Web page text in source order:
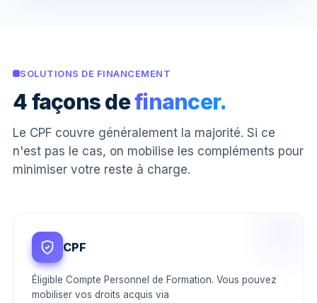
SOLUTIONS DE FINANCEMENT
4 façons definancer.
Le CPF couvre généralement la majorité. Si ce
n'est pas le cas, on mobilise les compléments pour
minimiser votre reste à charge.
CPF
Éligible Compte Personnel de Formation. Vous pouvez
mobiliser vos droits acquis via